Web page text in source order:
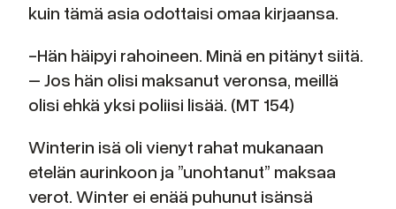
kuin tämä asia odottaisi omaa kirjaansa.
-Hän häipyi rahoineen. Minä en pitänyt siitä.
– Jos hän olisi maksanut veronsa, meillä
olisi ehkä yksi poliisi lisää. (MT 154)
Winterin isä oli vienyt rahat mukanaan
etelän aurinkoon ja ”unohtanut” maksaa
verot. Winter ei enää puhunut isänsä